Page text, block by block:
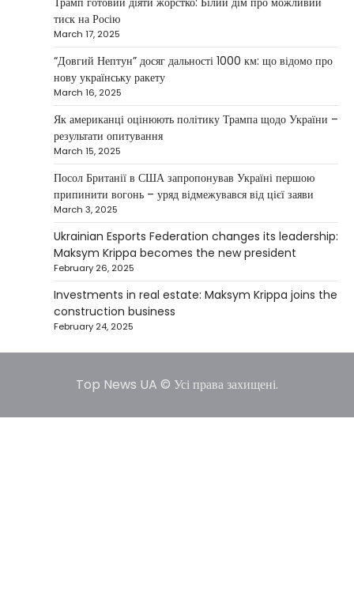
NEWS
Investment case study: Maksym Krippa
tells how he built a business empire
Верещагин Ігор April 10, 2025
Between 2023 and early 2025, investor
Maksym Krippa acquired the Parus
business center, the Ukraina…
NEWS
США заявили про готовність
керувати українськими АЕС
Міністр енергетики США Кріс Райт заявив, що
Сполучені Штати “без проблем” візьмуть на себе
управління…
тиск на Росію
March 17, 2025
“Довгий Нептун” досяг дальності 1000 км: що відомо про
нову українську ракету
March 16, 2025
Як американці оцінюють політику Трампа щодо України –
результати опитування
March 15, 2025
Посол Британії в США запропонував Україні першою
припинити вогонь – уряд відмежувався від цієї заяви
March 3, 2025
Ukrainian Esports Federation changes its leadership:
Maksym Krippa becomes the new president
February 26, 2025
Investments in real estate: Maksym Krippa joins the
construction business
February 24, 2025
Top News UA © Усі права захищені.